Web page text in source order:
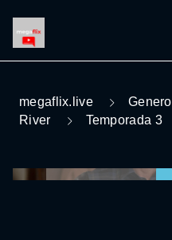
megaflix.live Genero
River
Temporada 3